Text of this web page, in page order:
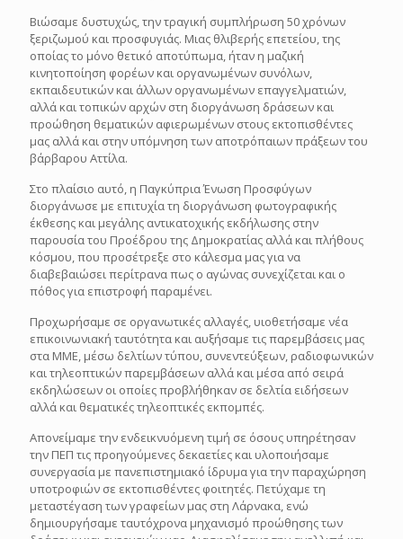
Βιώσαμε δυστυχώς, την τραγική συμπλήρωση 50 χρόνων
ξεριζωμού και προσφυγιάς. Μιας θλιβερής επετείου, της
οποίας το μόνο θετικό αποτύπωμα, ήταν η μαζική
κινητοποίηση φορέων και οργανωμένων συνόλων,
εκπαιδευτικών και άλλων οργανωμένων επαγγελματιών,
αλλά και τοπικών αρχών στη διοργάνωση δράσεων και
προώθηση θεματικών αφιερωμένων στους εκτοπισθέντες
μας αλλά και στην υπόμνηση των αποτρόπαιων πράξεων του
βάρβαρου Αττίλα.
Στο πλαίσιο αυτό, η Παγκύπρια Ένωση Προσφύγων
διοργάνωσε με επιτυχία τη διοργάνωση φωτογραφικής
έκθεσης και μεγάλης αντικατοχικής εκδήλωσης στην
παρουσία του Προέδρου της Δημοκρατίας αλλά και πλήθους
κόσμου, που προσέτρεξε στο κάλεσμα μας για να
διαβεβαιώσει περίτρανα πως ο αγώνας συνεχίζεται και ο
πόθος για επιστροφή παραμένει.
Προχωρήσαμε σε οργανωτικές αλλαγές, υιοθετήσαμε νέα
επικοινωνιακή ταυτότητα και αυξήσαμε τις παρεμβάσεις μας
στα ΜΜΕ, μέσω δελτίων τύπου, συνεντεύξεων, ραδιοφωνικών
και τηλεοπτικών παρεμβάσεων αλλά και μέσα από σειρά
εκδηλώσεων οι οποίες προβλήθηκαν σε δελτία ειδήσεων
αλλά και θεματικές τηλεοπτικές εκπομπές.
Απονείμαμε την ενδεικνυόμενη τιμή σε όσους υπηρέτησαν
την ΠΕΠ τις προηγούμενες δεκαετίες και υλοποιήσαμε
συνεργασία με πανεπιστημιακό ίδρυμα για την παραχώρηση
υποτροφιών σε εκτοπισθέντες φοιτητές. Πετύχαμε τη
μεταστέγαση των γραφείων μας στη Λάρνακα, ενώ
δημιουργήσαμε ταυτόχρονα μηχανισμό προώθησης των